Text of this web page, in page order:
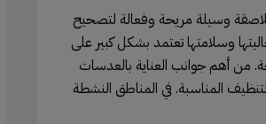
وسيلة مريحة وفعالة لتصحيح
وسلامتها تعتمد بشكل كبير على
من أهم جوانب العناية بالعدسات
المناسبة. في المناطق النشطة